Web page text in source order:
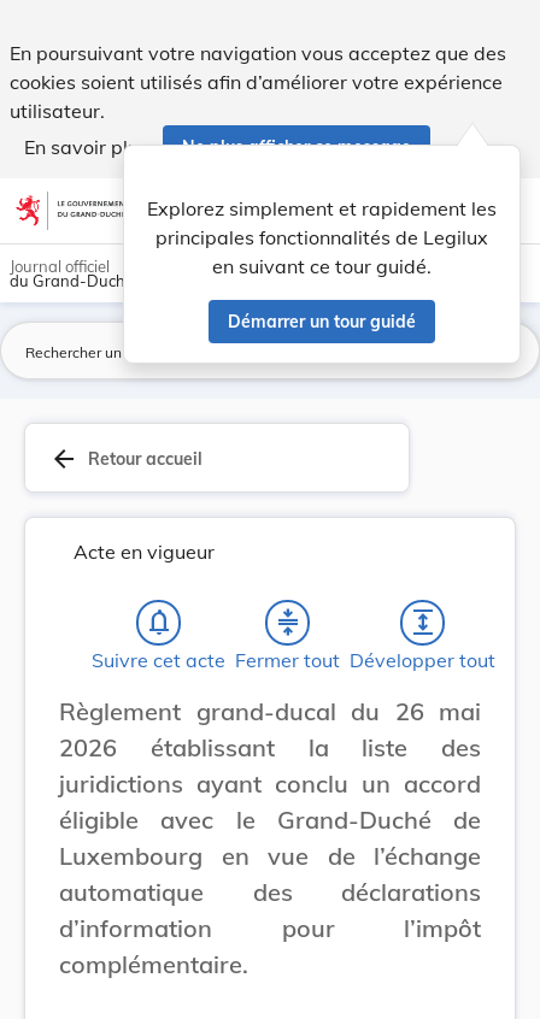
En poursuivant votre navigation vous acceptez que des
cookies soient utilisés afin d’améliorer votre expérience
utilisateur.
En savoir plus
Ne plus afficher ce message
Aller au contenu account_circle help Aide
Explorez simplement et rapidement les
principales fonctionnalités de Legilux
en suivant ce tour guidé.
Démarrer un tour guidé
light_mode dark_mode
Journal officiel
du Grand-Duché de Luxembourg
arrow_back Retour accueil
Acte en vigueur
notifications_none
Suivre cet acte
compress
Fermer tout
expand
Développer tout
Règlement grand-ducal du 26 mai
2026 établissant la liste des
juridictions ayant conclu un accord
éligible avec le Grand-Duché de
Luxembourg en vue de l’échange
automatique des déclarations
d’information pour l’impôt
complémentaire.